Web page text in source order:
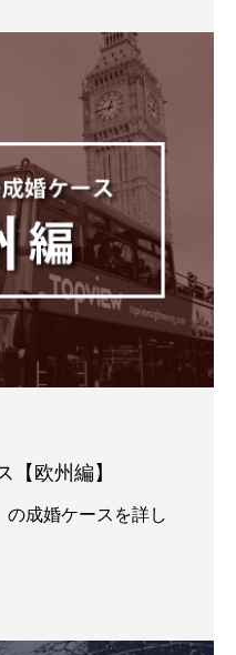
【欧州編】
の成婚ケースを詳し